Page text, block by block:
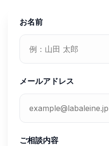
お名前
メールアドレス
ご相談内容